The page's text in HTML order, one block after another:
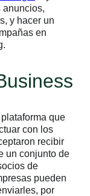
anuncios,
y hacer un
en
que
con los
recibir
un conjunto de
de
pueden
por